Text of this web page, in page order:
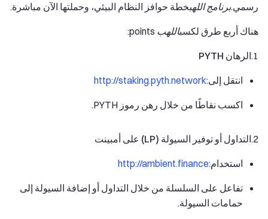
رسمي.برنامج اللهبخطة حوافز النظام البيئي، وحملتها الآن مباشرة.
هناك أربع طرق لكسباللهب
1. الرهان PYTH
انتقل إلى:http://staking.pyth.network
اكسب نقاطًا من خلال رهن رموز PYTH.
2. التداول أو توفير السيولة (LP) على أمبينت
استخدام:http://ambient.finance
تفاعل على السلسلة من خلال التداول أو إضافة السيولة إلى
حمامات السيولة.